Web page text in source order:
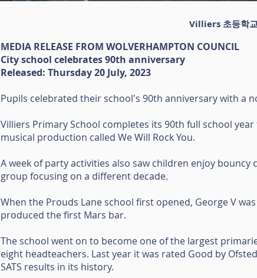
Villiers 초등학
MEDIA RELEASE FROM WOLVERHAMPTON COUNCIL
City school celebrates 90th anniversary
Released: Thursday 20 July, 2023
Pupils celebrated their school's 90th anniversary with a
Villiers Primary School completes its 90th full school
musical production called We Will Rock You.
A week of party activities also saw children enjoy
group focusing on a different decade.
When the Prouds Lane school first opened, George V
produced the first Mars bar.
The school went on to become one of the largest
eight headteachers. Last year it was rated Good by
SATS results in its history.